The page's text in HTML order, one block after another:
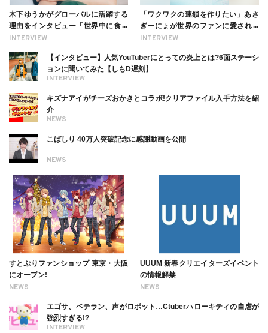
INTERVIEW
木下ゆうかがグローバルに活躍する
理由をインタビュー「世界中に食べ
る幸せを伝えたい」新事務所加入に
INTERVIEW
「ワクワクの連鎖を作りたい」あさ
ぎーにょが世界のファンに愛される
理由【インタビュー】
INTERVIEW
【インタビュー】人気YouTuberにとっての炎上とは?6面ステーシ
ョンに聞いてみた【しもD遅刻】
NEWS
キズナアイがチーズおかきとコラボ!クリアファイル入手方法を紹
介
NEWS
こばしり 40万人突破記念に感謝動画を公開
NEWS
すとぷりファンショップ 東京・大阪
にオープン!
NEWS
UUUM 新春クリエイターズイベント
の情報解禁
INTERVIEW
エゴサ、ベテラン、声がロボット…Ctuberハローキティの自虐が
強烈すぎる!?